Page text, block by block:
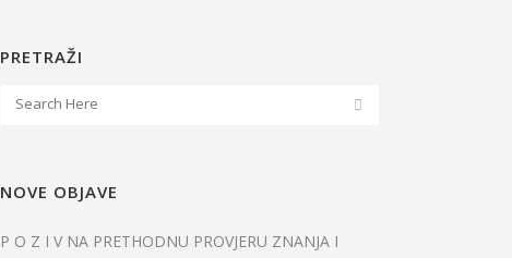
PRETRAŽI
NOVE OBJAVE
P O Z I V NA PRETHODNU PROVJERU ZNANJA I